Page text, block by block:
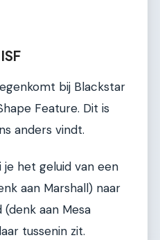
bij Blackstar
Feature. Dit is
anders vindt.
het geluid van een
aan Marshall) naar
aan Mesa
tussenin zit.